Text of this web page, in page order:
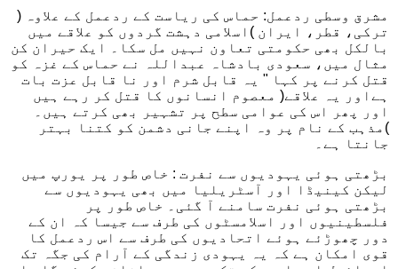
مشرق وسطی ردعمل: حماس کی ریاست کے ردعمل کے علاوہ (
ترکی، قطر، ایران )اسلامی دہشت گردوں کو علاقے میں
بالکل بھی حکومتی تعاون نہیں مل سکا۔ ایک حیران کن
مثال میں، سعودی بادشاہ عبداللہ نے حماس کے غزہ کو
قتل کرنے پر کہا " یہ قابل شرم اور نا قابل عزت بات
ہےاور یہ علاقے( معصوم انسانوں کا قتل کر رہے ہیں
اور پھر اس کی عوامی سطح پر تشہیر بھی کرتے ہیں۔
)مذہب کے نام پر وہ اپنے جانی دشمن کو کتنا بہتر
جانتا ہے۔
بڑھتی ہوئی یہودیوں سے نفرت : خاص طور پر یورپ میں
لیکن کینیڈا اور آسٹریلیا میں بھی یہودیوں سے
بڑھتی ہوئی نفرت سامنے آ گئی۔ خاص طور پر
فلسطینیوں اور اسلامسٹوں کی طرف سے جیسا کہ ان کے
دور چھوڑئے ہوئے اتحادیوں کی طرف سے اس ردعمل کا
قوی امکان ہے کہ یہ یہودی زندگی کے آرام کی جگہ تک